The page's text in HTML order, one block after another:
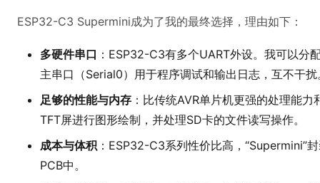
ESP32-C3 Supermini成为了我的最终选择，理由如下：
多硬件串口 ：ESP32-C3有多个UART外设。我可以分
主串口（Serial0）用于程序调试和输出日志，互不干扰
足够的性能与内存 ：比传统AVR单片机更强的处理能
TFT屏进行图形绘制，并处理SD卡的文件读写操作。
成本与体积 ：ESP32-C3系列性价比高，“Supermini”
PCB中。